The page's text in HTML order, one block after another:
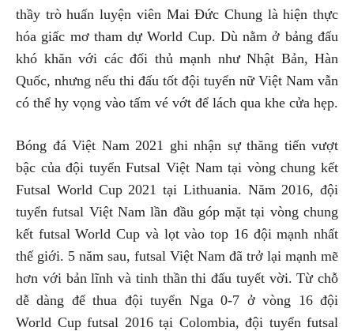
thầy trò huấn luyện viên Mai Đức Chung là hiện thực
hóa giấc mơ tham dự World Cup. Dù nằm ở bảng đấu
khó khăn với các đối thủ mạnh như Nhật Bản, Hàn
Quốc, nhưng nếu thi đấu tốt đội tuyển nữ Việt Nam vẫn
có thể hy vọng vào tấm vé vớt để lách qua khe cửa hẹp.
Bóng đá Việt Nam 2021 ghi nhận sự thăng tiến vượt
bậc của đội tuyển Futsal Việt Nam tại vòng chung kết
Futsal World Cup 2021 tại Lithuania. Năm 2016, đội
tuyển futsal Việt Nam lần đầu góp mặt tại vòng chung
kết futsal World Cup và lọt vào top 16 đội mạnh nhất
thế giới. 5 năm sau, futsal Việt Nam đã trở lại mạnh mẽ
hơn với bản lĩnh và tinh thần thi đấu tuyết vời. Từ chỗ
dễ dàng để thua đội tuyển Nga 0-7 ở vòng 16 đội
World Cup futsal 2016 tại Colombia, đội tuyển futsal